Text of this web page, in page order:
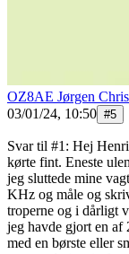
OZ8AE Jørgen
03/01/24, 10:50 #5
Svar til #1: Hej
kørte fint. Eneste
jeg sluttede mine
KHz og måle og
troperne og i dårligt
jeg havde gjort en af
med en børste eller